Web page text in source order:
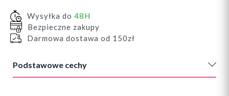
Wysyłka do 48H
Bezpieczne zakupy
Darmowa dostawa od 150zł
Podstawowe cechy